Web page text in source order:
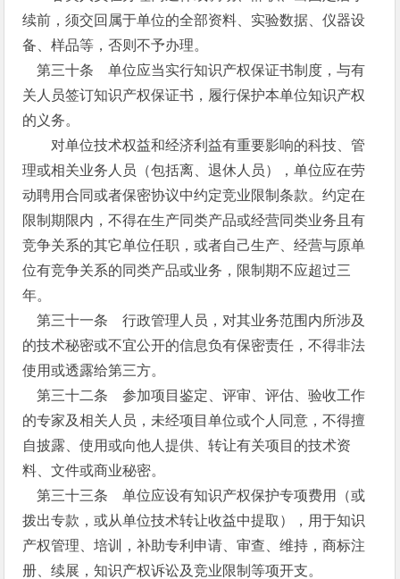
续前，须交回属于单位的全部资料、实验数据、仪器设
备、样品等，否则不予办理。
第三十条 单位应当实行知识产权保证书制度，与有
关人员签订知识产权保证书，履行保护本单位知识产权
的义务。
对单位技术权益和经济利益有重要影响的科技、管
理或相关业务人员（包括离、退休人员），单位应在劳
动聘用合同或者保密协议中约定竞业限制条款。约定在
限制期限内，不得在生产同类产品或经营同类业务且有
竞争关系的其它单位任职，或者自己生产、经营与原单
位有竞争关系的同类产品或业务，限制期不应超过三
年。
第三十一条 行政管理人员，对其业务范围内所涉及
的技术秘密或不宜公开的信息负有保密责任，不得非法
使用或透露给第三方。
第三十二条 参加项目鉴定、评审、评估、验收工作
的专家及相关人员，未经项目单位或个人同意，不得擅
自披露、使用或向他人提供、转让有关项目的技术资
料、文件或商业秘密。
第三十三条 单位应设有知识产权保护专项费用（或
拨出专款，或从单位技术转让收益中提取），用于知识
产权管理、培训，补助专利申请、审查、维持，商标注
册、续展，知识产权诉讼及竞业限制等项开支。